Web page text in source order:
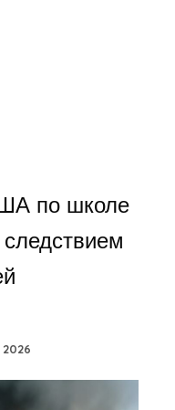
по школе